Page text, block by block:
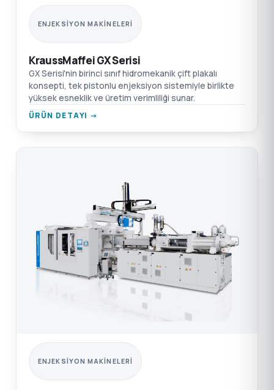
ENJEKSIYON MAKINELERI
KraussMaffei GX Serisi
GX Serisi'nin birinci sınıf hidromekanik çift plakalı
konsepti, tek pistonlu enjeksiyon sistemiyle birlikte
yüksek esneklik ve üretim verimliliği sunar.
ÜRÜN DETAYI →
ENJEKSIYON MAKINELERI